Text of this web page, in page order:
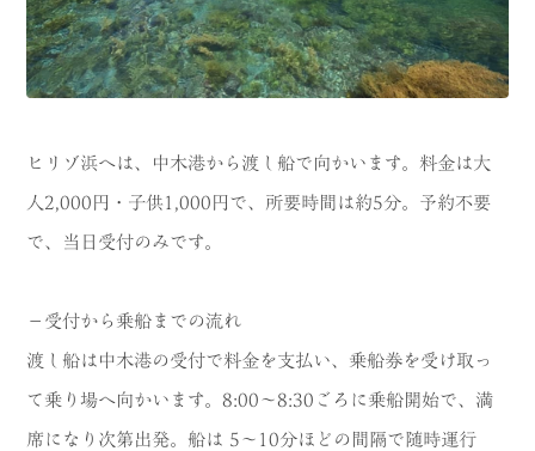
ヒリゾ浜へは、中木港から渡し船で向かいます。料金は大
人2,000円・子供1,000円で、所要時間は約5分。予約不要
で、当日受付のみです。
－受付から乗船までの流れ
渡し船は中木港の受付で料金を支払い、乗船券を受け取っ
て乗り場へ向かいます。8:00〜8:30ごろに乗船開始で、満
席になり次第出発。船は 5〜10分ほどの間隔で随時運行